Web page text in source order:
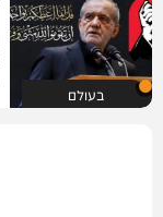
בעולם